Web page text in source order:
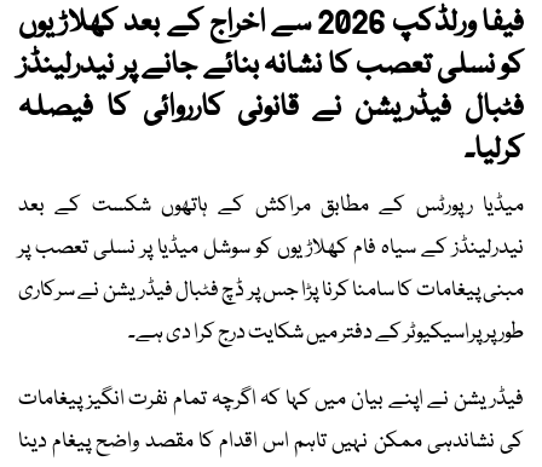
فیفا ورلڈکپ 2026 سے اخراج کے بعد کھلاڑیوں
کو نسلی تعصب کا نشانہ بنائے جانے پر نیدرلینڈز
فٹبال فیڈریشن نے قانونی کارروائی کا فیصلہ
کرلیا۔
میڈیا رپورٹس کے مطابق مراکش کے ہاتھوں شکست کے بعد
نیدرلینڈز کے سیاہ فام کھلاڑیوں کو سوشل میڈیا پر نسلی تعصب پر
مبنی پیغامات کا سامنا کرنا پڑا جس پر ڈچ فٹبال فیڈریشن نے سرکاری
طور پر پراسیکیوٹر کے دفتر میں شکایت درج کرا دی ہے۔
فیڈریشن نے اپنے بیان میں کہا کہ اگرچہ تمام نفرت انگیز پیغامات
کی نشاندہی ممکن نہیں تاہم اس اقدام کا مقصد واضح پیغام دینا